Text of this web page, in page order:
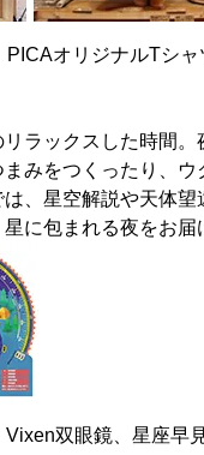
PICAオリジナルTシ
ラックスした時間。
みをつくったり、ウ
、星空解説や天体望
に包まれる夜をお届
Vixen双眼鏡、星座早